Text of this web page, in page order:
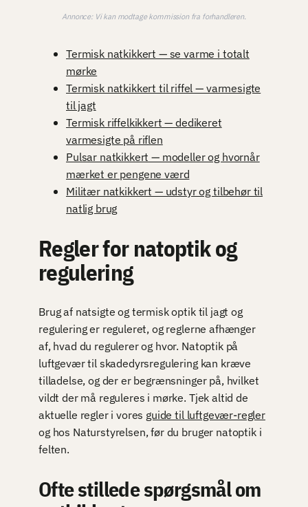
Annonce: Vi kan modtage kommission fra forhandleren.
Termisk natkikkert — se varme i totalt
mørke
Termisk natkikkert til riffel — varmesigte
til jagt
Termisk riffelkikkert — dedikeret
varmesigte på riflen
Pulsar natkikkert — modeller og hvornår
mærket er pengene værd
Militær natkikkert — udstyr og tilbehør til
natlig brug
Regler for natoptik og
regulering
Brug af natsigte og termisk optik til jagt og
regulering er reguleret, og reglerne afhænger
af, hvad du regulerer og hvor. Natoptik på
luftgevær til skadedyrsregulering kan kræve
tilladelse, og der er begrænsninger på, hvilket
vildt der må reguleres i mørke. Tjek altid de
aktuelle regler i vores guide til luftgevær-regler
og hos Naturstyrelsen, før du bruger natoptik i
felten.
Ofte stillede spørgsmål om